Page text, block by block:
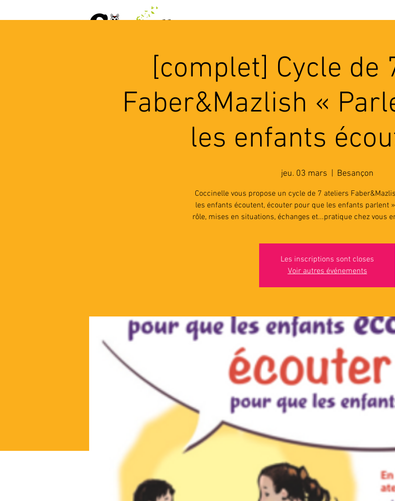
[complet] Cycle de
Faber&Mazlish «
les enfants
jeu. 03 mars Besançon
Coccinelle vous propose un cycle de 7 ateliers
les enfants écoutent, écouter pour que les enfants parlent
rôle, mises en situations, échanges et...pratique chez vous
Les inscriptions sont closes
Voir autres événements